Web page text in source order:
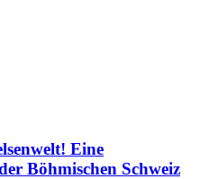
Eine
Böhmischen Schweiz